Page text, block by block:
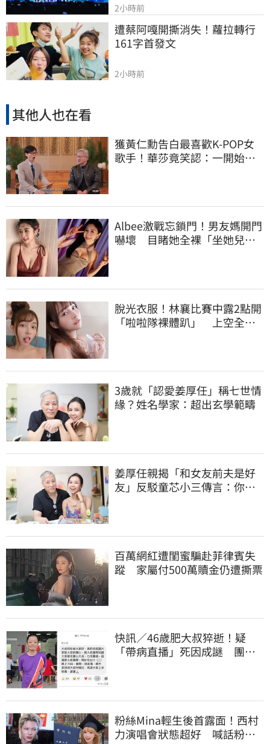
2小時前
遭蔡阿嘎開撕消失！蘿拉轉行
161字首發文
2小時前
其他人也在看
獲黃仁勳告白最喜歡K-POP女
歌手！華莎竟笑認：一開始不
Albee激戰忘鎖門！男友媽開門
嚇壞 目睹她全裸「坐她兒子
脫光衣服！林襄比賽中露2點開
「啦啦隊裸體趴」 上空全裸
3歲就「認愛姜厚任」稱七世情
緣？姓名學家：超出玄學範疇
姜厚任親揭「和女友前夫是好
友」反駁童芯小三傳言：你在
百萬網紅遭閨蜜騙赴菲律賓失
蹤 家屬付500萬贖金仍遭撕票
快訊／46歲肥大叔猝逝！疑
「帶病直播」死因成謎 團隊
粉絲Mina輕生後首露面！西村
力演唱會狀態超好 喊話粉